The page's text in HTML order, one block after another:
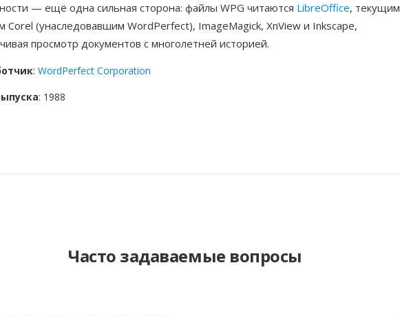
— ещё одна сильная сторона: файлы WPG читаются LibreOffice, текущим
Corel (унаследовавшим WordPerfect), ImageMagick, XnView и Inkscape,
просмотр документов с многолетней историей.
: WordPerfect Corporation
: 1988
Часто задаваемые вопросы